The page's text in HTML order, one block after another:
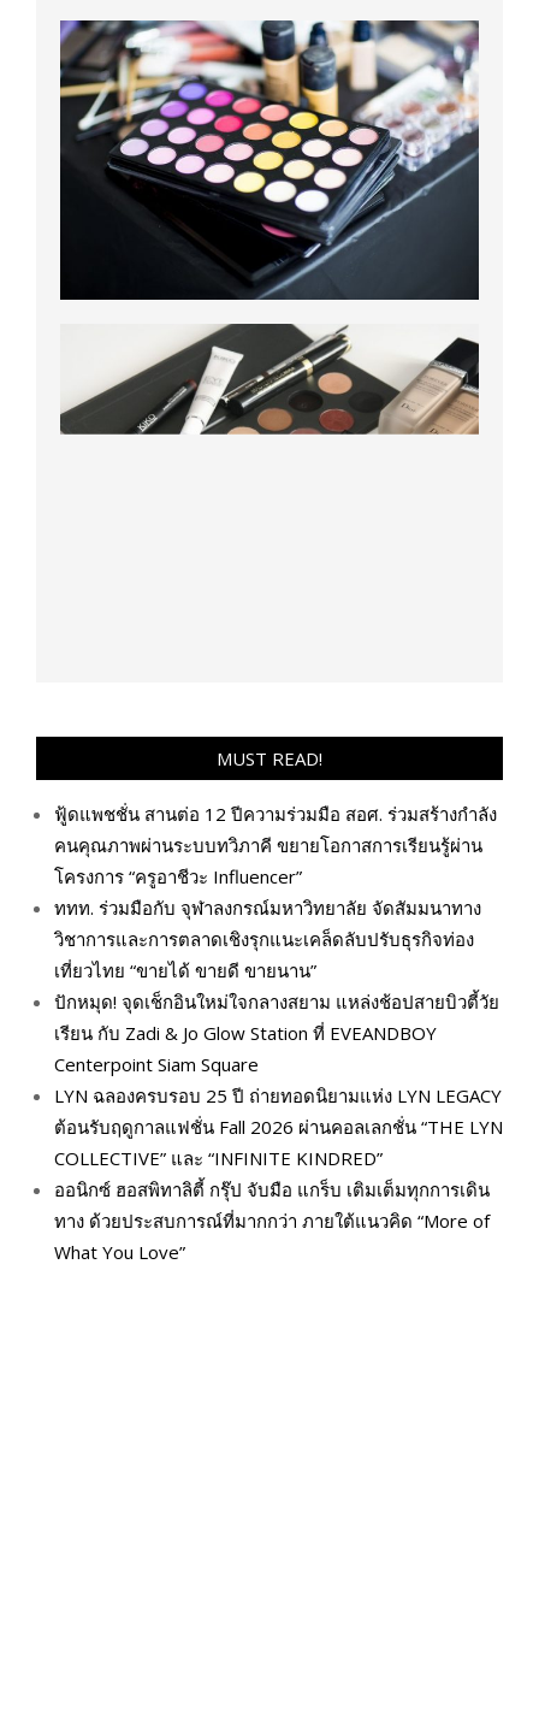
MUST READ!
ฟู้ดแพชชั่น สานต่อ 12 ปีความร่วมมือ สอศ. ร่วมสร้างกำลัง
คนคุณภาพผ่านระบบทวิภาคี ขยายโอกาสการเรียนรู้ผ่าน
โครงการ “ครูอาชีวะ Influencer”
ททท. ร่วมมือกับ จุฬาลงกรณ์มหาวิทยาลัย จัดสัมมนาทาง
วิชาการและการตลาดเชิงรุกแนะเคล็ดลับปรับธุรกิจท่อง
เที่ยวไทย “ขายได้ ขายดี ขายนาน”
ปักหมุด! จุดเช็กอินใหม่ใจกลางสยาม แหล่งช้อปสายบิวตี้วัย
เรียน กับ Zadi & Jo Glow Station ที่ EVEANDBOY
Centerpoint Siam Square
LYN ฉลองครบรอบ 25 ปี ถ่ายทอดนิยามแห่ง LYN LEGACY
ต้อนรับฤดูกาลแฟชั่น Fall 2026 ผ่านคอลเลกชั่น “THE LYN
COLLECTIVE” และ “INFINITE KINDRED”
ออนิกซ์ ฮอสพิทาลิตี้ กรุ๊ป จับมือ แกร็บ เติมเต็มทุกการเดิน
ทาง ด้วยประสบการณ์ที่มากกว่า ภายใต้แนวคิด “More of
What You Love”